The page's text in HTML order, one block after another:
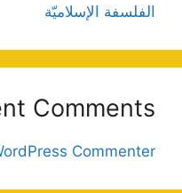
الفلسفة الإسلاميّة
Comments
Commenter